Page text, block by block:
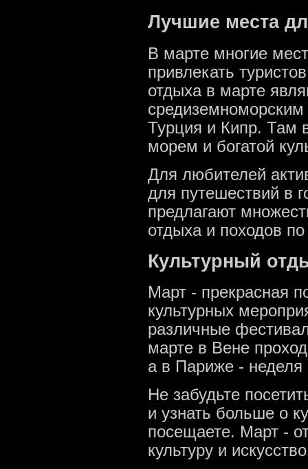
Лучшие места
В марте многие
привлекать
отдыха в марте
Турция и Кипр. Там
морем и богатой
Для любителей
для путешествий в
предлагают
отдыха и походов
Культурный
Март - прекрасная
культурных
различные
марте в Вене
а в Париже -
Не забудьте
и узнать больше о
посещаете. Март -
культуру и